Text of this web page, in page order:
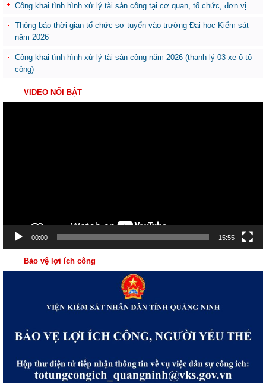
Công khai tình hình xử lý tài sản công tại cơ quan, tổ chức, đơn vị
Thông báo thời gian tổ chức sơ tuyển vào trường Đại học Kiểm sát
năm 2026
Công khai tình hình xử lý tài sản công năm 2026 (thanh lý 03 xe ô tô
công)
VIDEO NỔI BẬT
00:00 15:55
Bảo vệ lợi ích công